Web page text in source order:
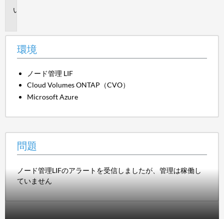
環境
ノード管理 LIF
Cloud Volumes ONTAP（CVO）
Microsoft Azure
問題
ノード管理LIFのアラートを受信しましたが、管理は稼働し
ていません